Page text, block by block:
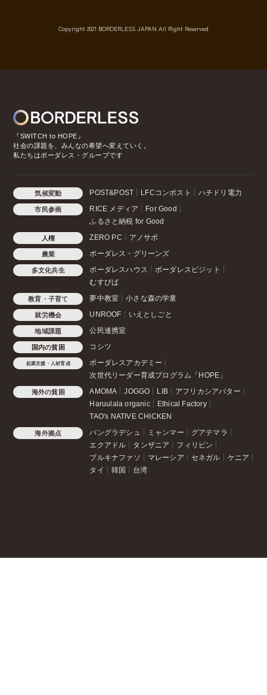
Copyright 2021 BORDERLESS JAPAN All Right Reserved
『SWITCH to HOPE』
社会の課題を、みんなの希望へ変えていく。
私たちはボーダレス・グループです
気候変動 POST&POST LFCコンポスト ハチドリ電力
市民参画 RICE メディア
For Good
ふるさと納税 for Good
人権 ZERO PC アノサポ
農業 ボーダレス・グリーンズ
多文化共生 ボーダレスハウス
ボーダレスビジット
むすびば
教育・子育て 夢中教室 小さな森の学童
就労機会 UNROOF いえとしごと
地域課題 公民連携室
国内の貧困 コシツ
起業支援・人材育成
ボーダレスアカデミー
次世代リーダー育成プログラム「HOPE」
海外の貧困 AMOMA JOGGO LIB
アフリカシアバター
Haruulala organic
Ethical Factory
TAO's NATIVE CHICKEN
海外拠点 バングラデシュ ミャンマー
グアテマラ
エクアドル
タンザニア
フィリピン
ブルキナファソ
マレーシア セネガル
ケニア
タイ
韓国 台湾